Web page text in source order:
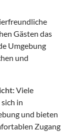
Gästen das
Umgebung
und
Viele
in
und bieten
Zugang